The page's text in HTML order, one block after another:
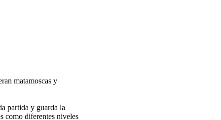
matamoscas y
partida y guarda la
como diferentes niveles